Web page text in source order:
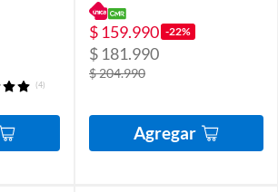
(4)
$ 159.990 -22%
$ 181.990
$ 204.990
Agregar